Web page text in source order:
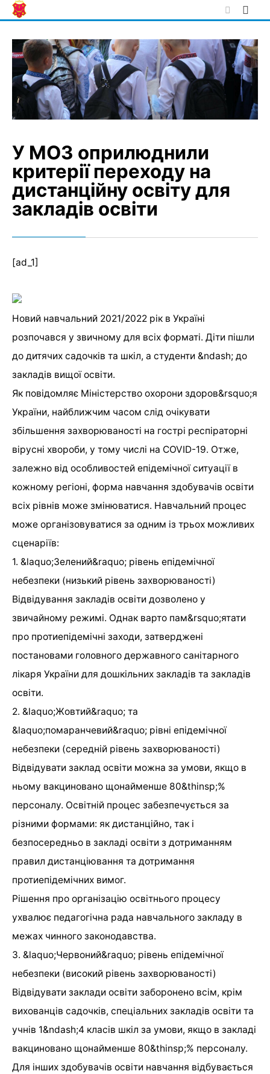
Skip
to
У МОЗ оприлюднили
критерії переходу на
дистанційну освіту для
закладів освіти
[ad_1]
Новий навчальний 2021/2022 рік в Україні
розпочався у звичному для всіх форматі. Діти пішли
до дитячих садочків та шкіл, а студенти &ndash; до
закладів вищої освіти.
Як повідомляє Міністерство охорони здоров&rsquo;я
України, найближчим часом слід очікувати
збільшення захворюваності на гострі респіраторні
вірусні хвороби, у тому числі на COVID-19. Отже,
залежно від особливостей епідемічної ситуації в
кожному регіоні, форма навчання здобувачів освіти
всіх рівнів може змінюватися. Навчальний процес
може організовуватися за одним із трьох можливих
сценаріїв:
1. &laquo;Зелений&raquo; рівень епідемічної
небезпеки (низький рівень захворюваності)
Відвідування закладів освіти дозволено у
звичайному режимі. Однак варто пам&rsquo;ятати
про протиепідемічні заходи, затверджені
постановами головного державного санітарного
лікаря України для дошкільних закладів та закладів
освіти.
2. &laquo;Жовтий&raquo; та
&laquo;помаранчевий&raquo; рівні епідемічної
небезпеки (середній рівень захворюваності)
Відвідувати заклад освіти можна за умови, якщо в
ньому вакциновано щонайменше 80&thinsp;%
персоналу. Освітній процес забезпечується за
різними формами: як дистанційно, так і
безпосередньо в закладі освіти з дотриманням
правил дистанціювання та дотримання
протиепідемічних вимог.
Рішення про організацію освітнього процесу
ухвалює педагогічна рада навчального закладу в
межах чинного законодавства.
3. &laquo;Червоний&raquo; рівень епідемічної
небезпеки (високий рівень захворюваності)
Відвідувати заклади освіти заборонено всім, крім
вихованців садочків, спеціальних закладів освіти та
учнів 1&ndash;4 класів шкіл за умови, якщо в закладі
вакциновано щонайменше 80&thinsp;% персоналу.
Для інших здобувачів освіти навчання відбувається